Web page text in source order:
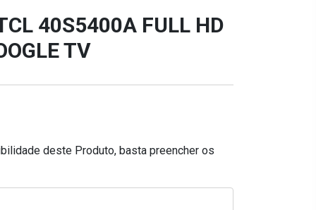
40S5400A FULL HD
TV
deste Produto, basta preencher os